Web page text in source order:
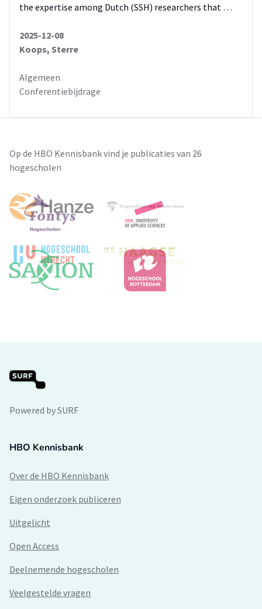
the expertise among Dutch (SSH) researchers that …
2025-12-08
Koops, Sterre
Algemeen
Conferentiebijdrage
Op de HBO Kennisbank vind je publicaties van 26
hogescholen
Powered by SURF
HBO Kennisbank
Over de HBO Kennisbank
Eigen onderzoek publiceren
Uitgelicht
Open Access
Deelnemende hogescholen
Veelgestelde vragen